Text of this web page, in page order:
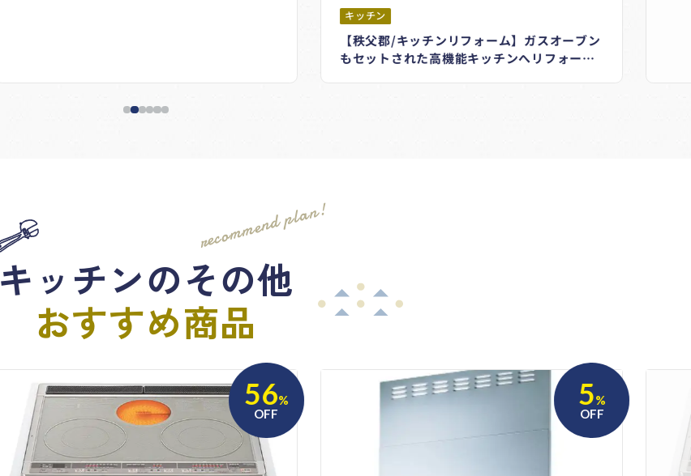
キッチン
【秩父郡/キッチンリフォーム】ガスオーブン
もセットされた高機能キッチンへリフォー
recommend plan!
キッチンのその他
おすすめ商品
56%
OFF
5%
OFF